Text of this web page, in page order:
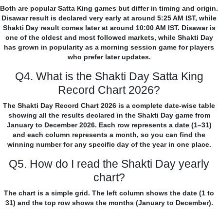
Both are popular Satta King games but differ in timing and origin.
Disawar result is declared very early at around 5:25 AM IST, while
Shakti Day result comes later at around 10:00 AM IST. Disawar is
one of the oldest and most followed markets, while Shakti Day
has grown in popularity as a morning session game for players
who prefer later updates.
Q4. What is the Shakti Day Satta King
Record Chart 2026?
The Shakti Day Record Chart 2026 is a complete date-wise table
showing all the results declared in the Shakti Day game from
January to December 2026. Each row represents a date (1–31)
and each column represents a month, so you can find the
winning number for any specific day of the year in one place.
Q5. How do I read the Shakti Day yearly
chart?
The chart is a simple grid. The left column shows the date (1 to
31) and the top row shows the months (January to December).